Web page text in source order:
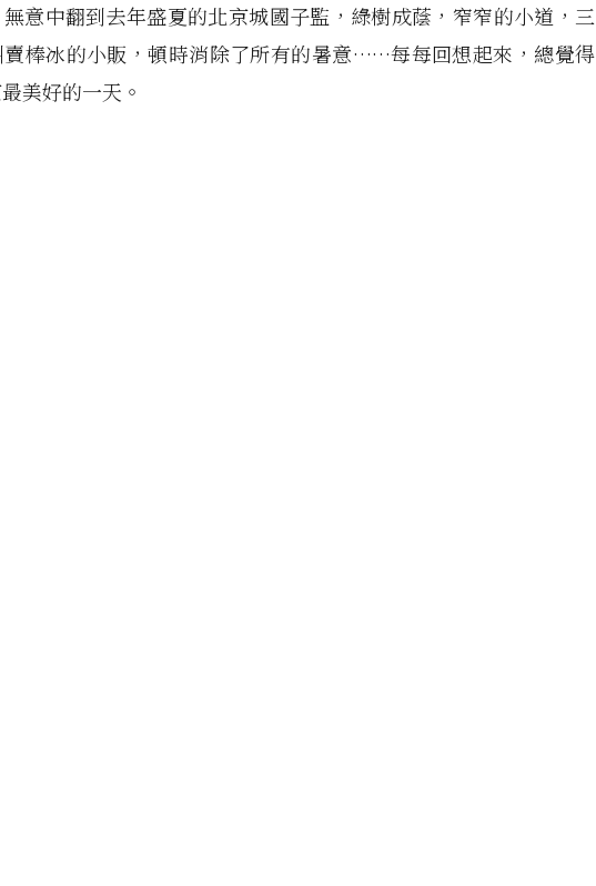
意中翻到去年盛夏的北京城國子監，綠樹成蔭，窄窄的小道，三
棒冰的小販，頓時消除了所有的暑意……每每回想起來，總覺得
美好的一天。